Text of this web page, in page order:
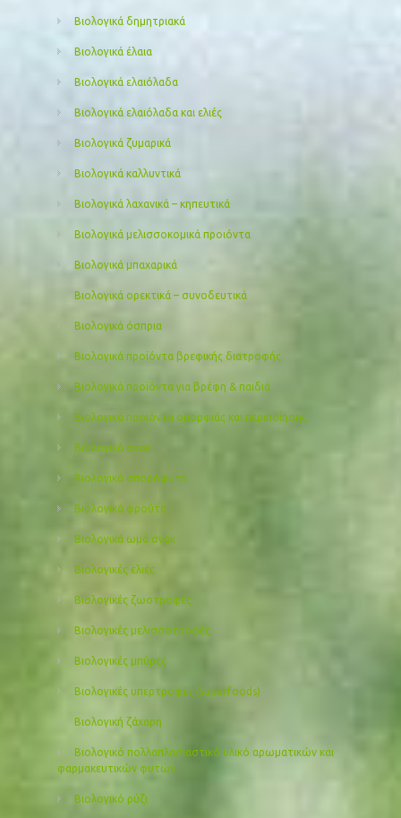
Βιολογικά δημητριακά
Βιολογικά έλαια
Βιολογικά ελαιόλαδα
Βιολογικά ελαιόλαδα και ελιές
Βιολογικά ζυμαρικά
Βιολογικά καλλυντικά
Βιολογικά λαχανικά – κηπευτικά
Βιολογικά μελισσοκομικά προιόντα
Βιολογικά μπαχαρικά
Βιολογικά ορεκτικά – συνοδευτικά
Βιολογικά όσπρια
Βιολογικά προϊόντα βρεφικής διατροφής
Βιολογικά προϊόντα για βρέφη & παιδιά
Βιολογικά προιόντα ομορφιάς και περιποίησης
Βιολογικά σνακ
Βιολογικά σπορόφυτα
Βιολογικά φρούτα
Βιολογικά ωμά σνακ
Βιολογικές ελιές
Βιολογικές ζωοτροφές
Βιολογικές μελισσοτροφές
Βιολογικές μπύρες
Βιολογικές υπερτροφές (superfoods)
Βιολογική ζάχαρη
Βιολογικό πολλαπλασιαστικό υλικό αρωματικών και
φαρμακευτικών φυτών
Βιολογικό ρύζι